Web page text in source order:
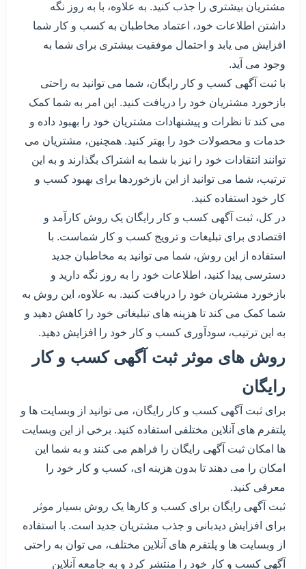
مشتریان بیشتری را جذب کنید. به علاوه، با به روز نگه
داشتن اطلاعات خود، اعتماد مخاطبان به کسب و کار شما
افزایش می یابد و احتمال موفقیت بیشتری برای شما به
وجود می آید.
با ثبت آگهی کسب و کار رایگان، شما می توانید به راحتی
بازخورد مشتریان خود را دریافت کنید. این امر به شما کمک
می کند تا نظرات و پیشنهادات مشتریان خود را بهبود داده و
خدمات و محصولات خود را بهتر کنید. همچنین، مشتریان می
توانند انتقادات خود را نیز با شما به اشتراک بگذارند و به این
ترتیب، شما می توانید از این بازخوردها برای بهبود کسب و
کار خود استفاده کنید.
در کل، ثبت آگهی کسب و کار رایگان یک روش کارآمد و
اقتصادی برای تبلیغات و ترویج کسب و کار شماست. با
استفاده از این روش، شما می توانید به مخاطبان جدید
دسترسی پیدا کنید، اطلاعات خود را به روز نگه دارید و
بازخورد مشتریان خود را دریافت کنید. به علاوه، این روش به
شما کمک می کند تا هزینه های تبلیغاتی خود را کاهش دهید و
به این ترتیب، سودآوری کسب و کار خود را افزایش دهید.
روش های موثر ثبت آگهی کسب و کار
رایگان
برای ثبت آگهی کسب و کار رایگان، می توانید از وبسایت ها و
پلتفرم های آنلاین مختلفی استفاده کنید. برخی از این وبسایت
ها امکان ثبت آگهی رایگان را فراهم می کنند و به شما این
امکان را می دهند تا بدون هزینه ای، کسب و کار خود را
معرفی کنید.
ثبت آگهی رایگان برای کسب و کارها یک روش بسیار موثر
برای افزایش دیدبانی و جذب مشتریان جدید است. با استفاده
از وبسایت ها و پلتفرم های آنلاین مختلف، می توان به راحتی
آگهی کسب و کار خود را منتشر کرد و به جامعه آنلاین